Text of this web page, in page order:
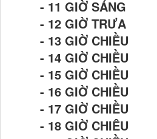
- 11 GIỜ SÁNG
- 12 GIỜ TRƯA
- 13 GIỜ CHIỀU
- 14 GIỜ CHIỀU
- 15 GIỜ CHIỀU
- 16 GIỜ CHIỀU
- 17 GIỜ CHIỀU
- 18 GIỜ CHIÊU